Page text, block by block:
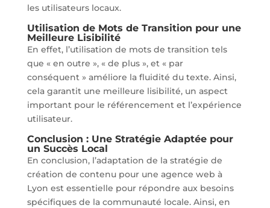
les utilisateurs locaux.
Utilisation de Mots de Transition pour une
Meilleure Lisibilité
En effet, l’utilisation de mots de transition tels
que « en outre », « de plus », et « par
conséquent » améliore la fluidité du texte. Ainsi,
cela garantit une meilleure lisibilité, un aspect
important pour le référencement et l’expérience
utilisateur.
Conclusion : Une Stratégie Adaptée pour
un Succès Local
En conclusion, l’adaptation de la stratégie de
création de contenu pour une agence web à
Lyon est essentielle pour répondre aux besoins
spécifiques de la communauté locale. Ainsi, en